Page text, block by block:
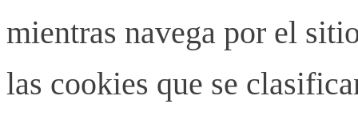
mientras navega por el
las cookies que se